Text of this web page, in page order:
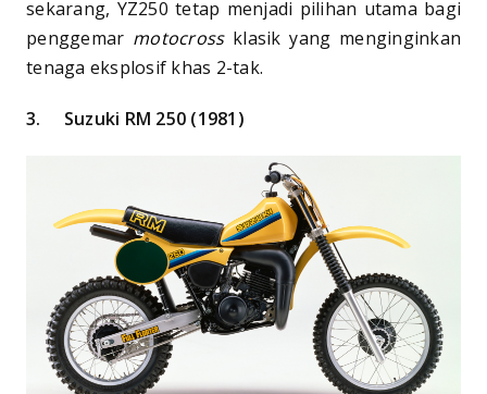
sekarang, YZ250 tetap menjadi pilihan utama bagi
penggemar motocross klasik yang menginginkan
tenaga eksplosif khas 2-tak.
3. Suzuki RM 250 (1981)